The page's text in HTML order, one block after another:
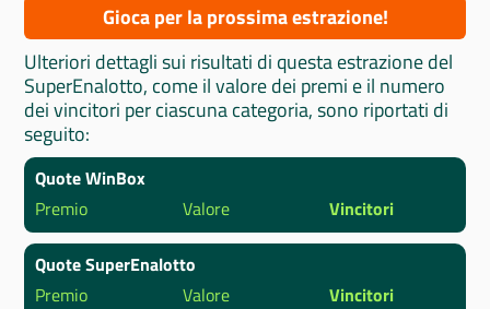
Gioca per la prossima estrazione!
Ulteriori dettagli sui risultati di questa estrazione del
SuperEnalotto, come il valore dei premi e il numero
dei vincitori per ciascuna categoria, sono riportati di
seguito:
Quote WinBox
Premio
Valore Vincitori
Quote SuperEnalotto
Premio
Valore
Vincitori